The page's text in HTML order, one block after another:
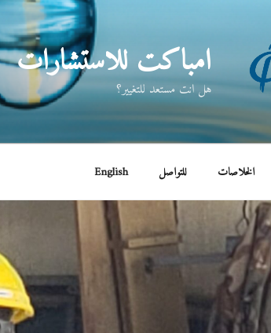
امباكت للاستشارات
هل انت مستعد للتغيير؟
الخلاصات للتواصل English